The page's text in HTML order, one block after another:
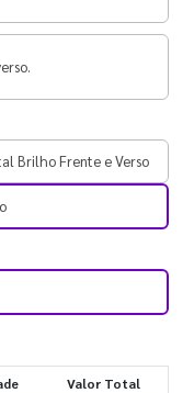
Brilho Frente e Verso
Valor Total